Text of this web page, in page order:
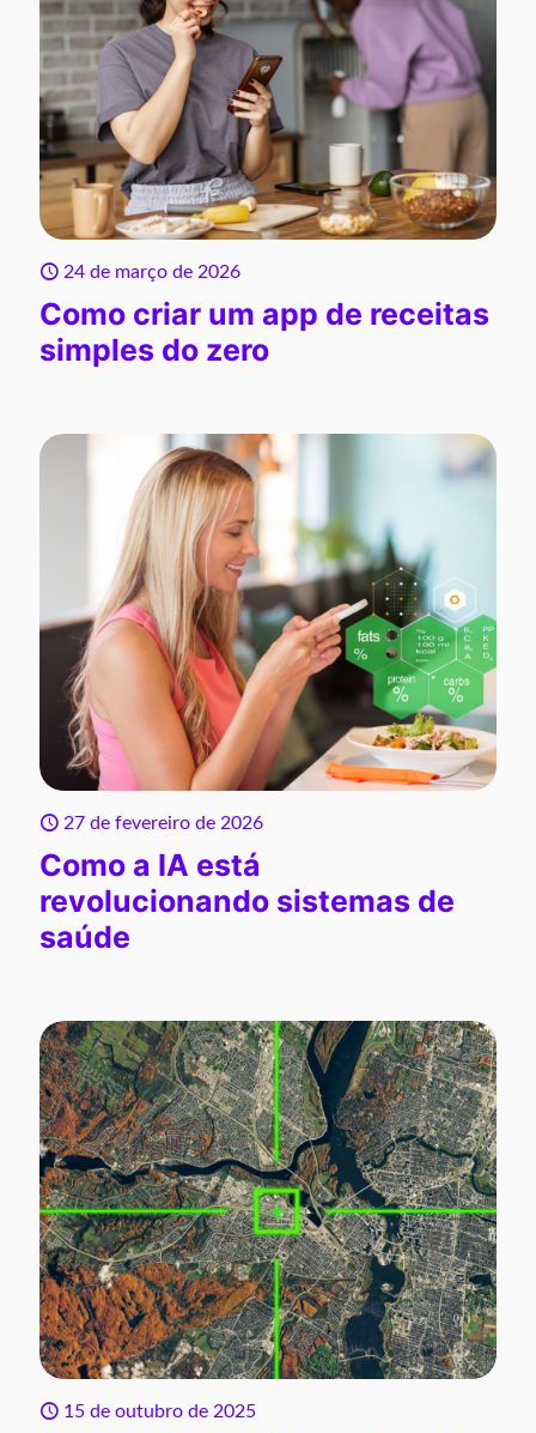
24 de março de 2026
Como criar um app de receitas
simples do zero
27 de fevereiro de 2026
Como a IA está
revolucionando sistemas de
saúde
15 de outubro de 2025